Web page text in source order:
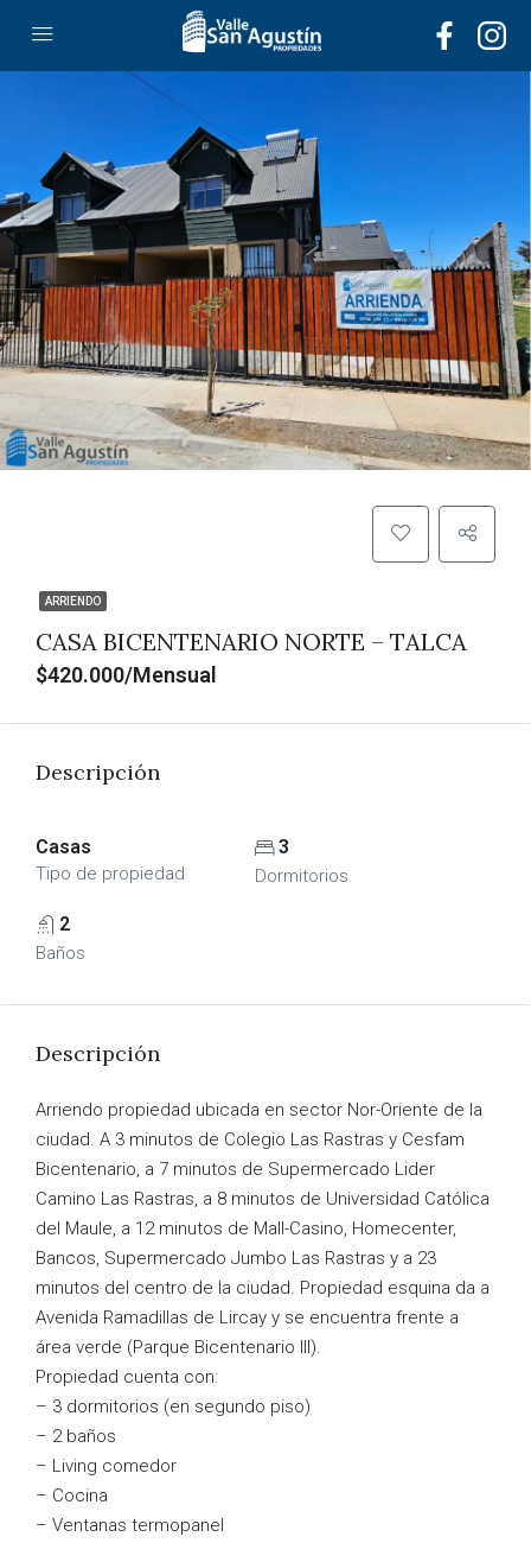
ARRIENDO
CASA BICENTENARIO NORTE – TALCA
$420.000/Mensual
Descripción
Casas
Tipo de propiedad
3
Dormitorios
2
Baños
Descripción
Arriendo propiedad ubicada en sector Nor-Oriente de la
ciudad. A 3 minutos de Colegio Las Rastras y Cesfam
Bicentenario, a 7 minutos de Supermercado Lider
Camino Las Rastras, a 8 minutos de Universidad Católica
del Maule, a 12 minutos de Mall-Casino, Homecenter,
Bancos, Supermercado Jumbo Las Rastras y a 23
minutos del centro de la ciudad. Propiedad esquina da a
Avenida Ramadillas de Lircay y se encuentra frente a
área verde (Parque Bicentenario III).
Propiedad cuenta con:
– 3 dormitorios (en segundo piso)
– 2 baños
– Living comedor
– Cocina
– Ventanas termopanel